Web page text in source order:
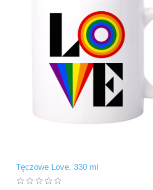
Tęczowe Love, 330 ml